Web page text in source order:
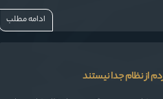
ادامه مطلب
از نظام جدا نیستند